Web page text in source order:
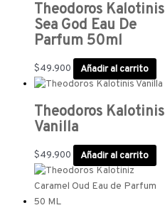
Theodoros Kalotinis
Sea God Eau De
Parfum 50ml
$49.900 Añadir al carrito
Theodoros Kalotinis
Vanilla
$49.900 Añadir al carrito